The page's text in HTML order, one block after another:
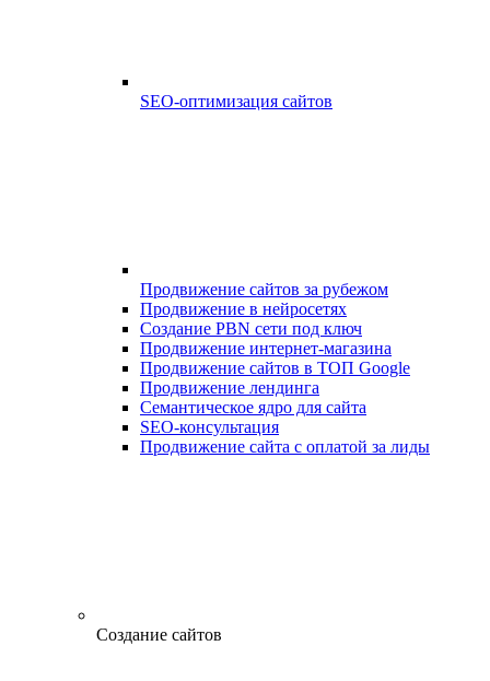
SEO-оптимизация сайтов
Продвижение сайтов за рубежом
Продвижение в нейросетях
Создание PBN сети под ключ
Продвижение интернет-магазина
Продвижение сайтов в ТОП Google
Продвижение лендинга
Семантическое ядро для сайта
SEO-консультация
Продвижение сайта с оплатой за лиды
Создание сайтов